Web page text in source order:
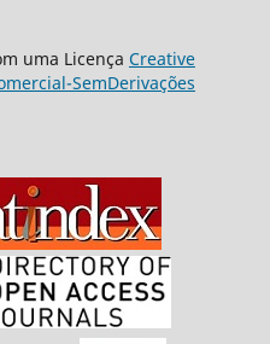
uma Licença Creative
SemDerivações